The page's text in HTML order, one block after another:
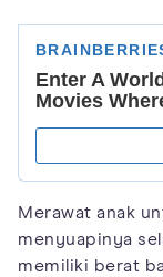
Merawat anak
menyuapinya
memiliki berat